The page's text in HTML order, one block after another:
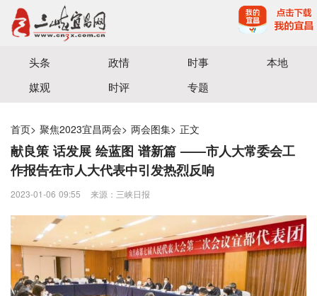
宜昌三峡融媒体中心主办
头条 政情 时事
本地
媒观
时评 专题
首页> 聚焦2023宜昌两会> 两会图集> 正文
献良策 话发展 绘蓝图 谱新篇 ——市人大常委会工
作报告在市人大代表中引发热烈反响
2023-01-06 09:55 来源：三峡日报